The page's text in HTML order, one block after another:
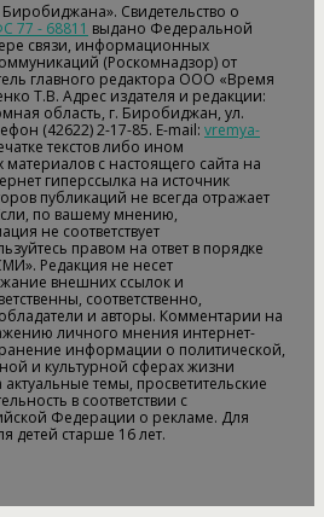
Свидетельство о
77 - 68811 выдано Федеральной
связи, информационных
(Роскомнадзор) от
главного редактора ООО «Время
Т.В. Адрес издателя и редакции:
область, г. Биробиджан, ул.
(42622) 2-17-85. E-mail: vremya-
текстов либо ином
материалов с настоящего сайта на
гиперссылка на источник
публикаций не всегда отражает
по вашему мнению,
не соответствует
правом на ответ в порядке
Редакция не несет
внешних ссылок и
соответственно,
и авторы. Комментарии на
личного мнения интернет-
информации о политической,
и культурной сферах жизни
темы, просветительские
в соответствии с
Федерации о рекламе. Для
детей старше 16 лет.